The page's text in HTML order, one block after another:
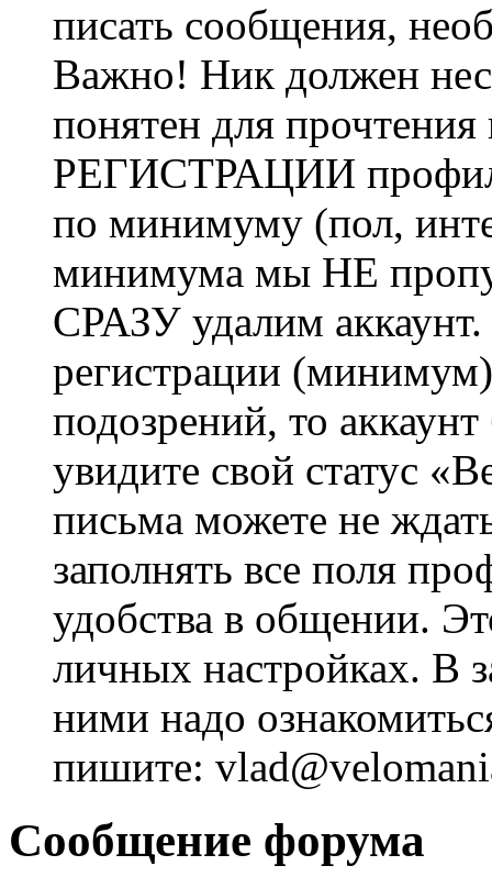
писать сообщения,
Важно! Ник должен
понятен для
РЕГИСТРАЦИИ профиль
по минимуму (пол,
минимума мы НЕ
СРАЗУ удалим
регистрации
подозрений, то
увидите свой статус
письма можете не
заполнять все поля
удобства в общении.
личных настройках. В
ними надо
пишите:
Сообщение форума